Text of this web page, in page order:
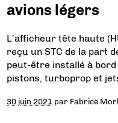
avions légers
L’afficheur tête haute
reçu un STC de la part
peut-être installé à bord
pistons, turboprop et
30 juin 2021 par Fabrice